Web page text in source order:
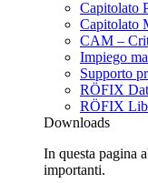
Capitolato
Capitolato
CAM –
Impiego
Supporto
RÖFIX
RÖFIX
Downloads
In questa pagina
importanti.